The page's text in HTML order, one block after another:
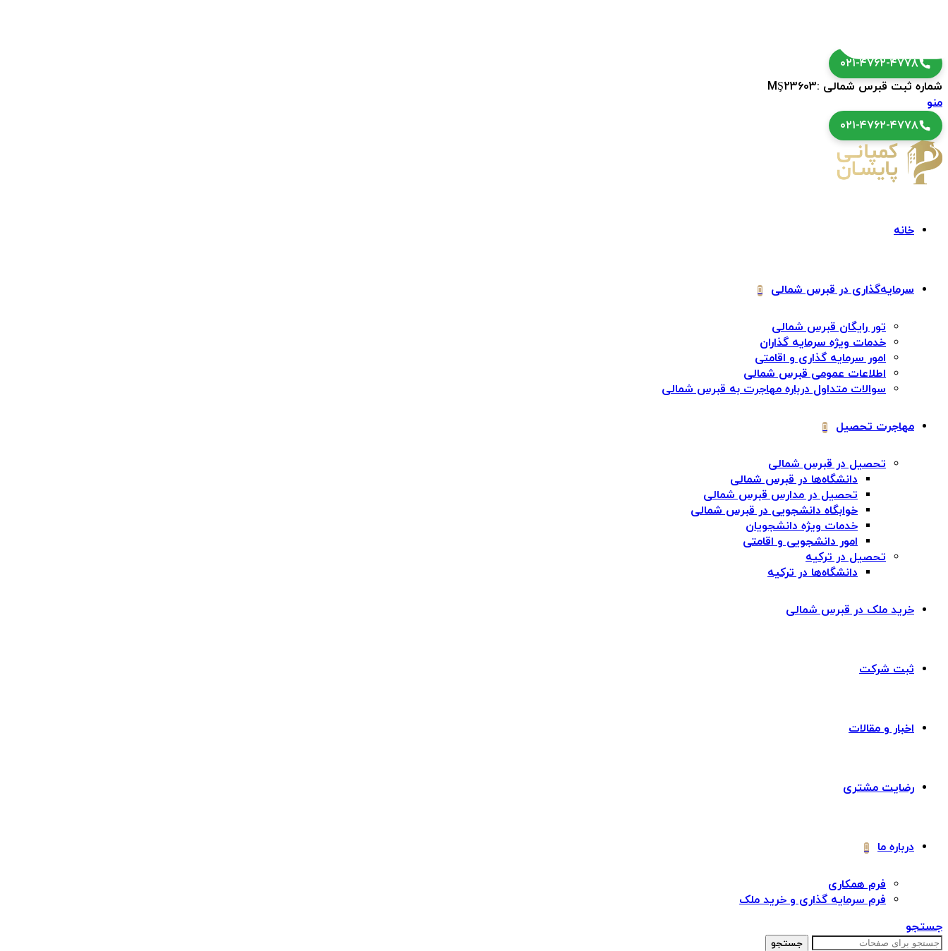
۰۲۱-۴۷۶۲-۴۷۷۸
شماره ثبت قبرس شمالی :MŞ23603
منو
۰۲۱-۴۷۶۲-۴۷۷۸
خانه
سرمایه‌گذاری در قبرس شمالی
تور رایگان قبرس شمالی
خدمات ویژه سرمایه گذاران
امور سرمایه گذاری و اقامتی
اطلاعات عمومی قبرس شمالی
سوالات متداول درباره مهاجرت به قبرس شمالی
مهاجرت تحصیل
تحصیل در قبرس شمالی
دانشگاه‌ها در قبرس شمالی
تحصیل در مدارس قبرس شمالی
خوابگاه دانشجویی در قبرس شمالی
خدمات ویژه دانشجویان
امور دانشجویی و اقامتی
تحصیل در ترکیه
دانشگاه‌ها در ترکیه
خرید ملک در قبرس شمالی
ثبت شرکت
اخبار و مقالات
رضایت مشتری
درباره ما
فرم همکاری
فرم سرمایه گذاری و خرید ملک
جستجو
جستجو